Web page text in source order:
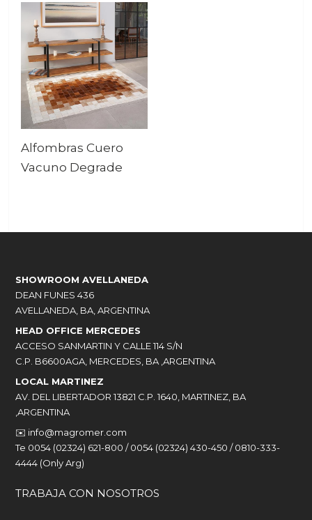
Alfombras Cuero
Vacuno Degrade
SHOWROOM AVELLANEDA
DEAN FUNES 436
AVELLANEDA, BA, ARGENTINA
HEAD OFFICE MERCEDES
ACCESO SANMARTIN Y CALLE 114 S/N
C.P. B6600AGA, MERCEDES, BA ,ARGENTINA
LOCAL MARTINEZ
AV. DEL LIBERTADOR 13821 C.P. 1640, MARTINEZ, BA
,ARGENTINA
✉️ info@magromer.com
Te 0054 (02324) 621-800 / 0054 (02324) 430-450 / 0810-333-
4444 (Only Arg)
TRABAJA CON NOSOTROS